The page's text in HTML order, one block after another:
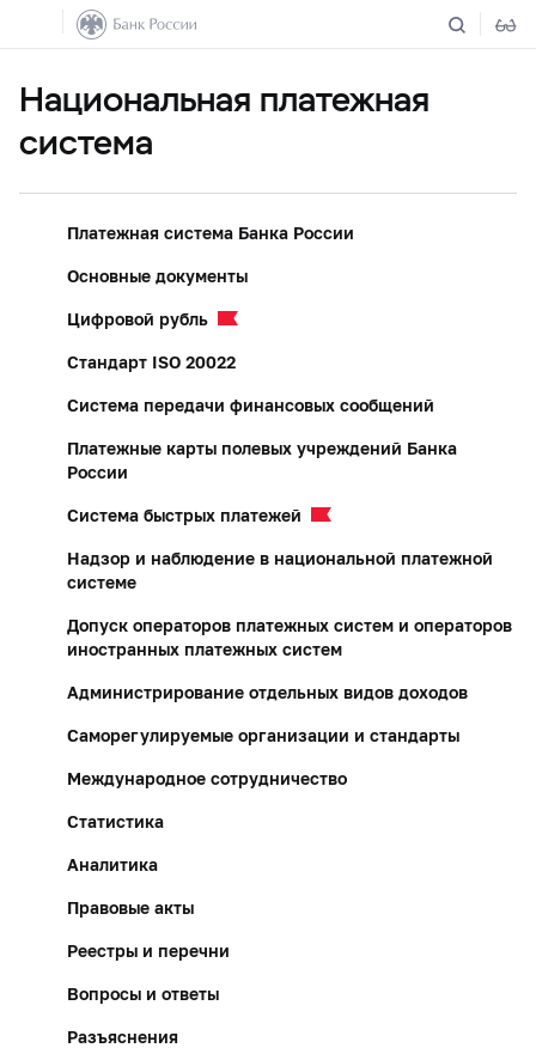
Национальная платежная
система
Платежная система Банка России
Основные документы
Цифровой рубль
Стандарт ISO 20022
Система передачи финансовых сообщений
Платежные карты полевых учреждений Банка
России
Система быстрых платежей
Надзор и наблюдение в национальной платежной
системе
Допуск операторов платежных систем и операторов
иностранных платежных систем
Администрирование отдельных видов доходов
Саморегулируемые организации и стандарты
Международное сотрудничество
Статистика
Аналитика
Правовые акты
Реестры и перечни
Вопросы и ответы
Разъяснения